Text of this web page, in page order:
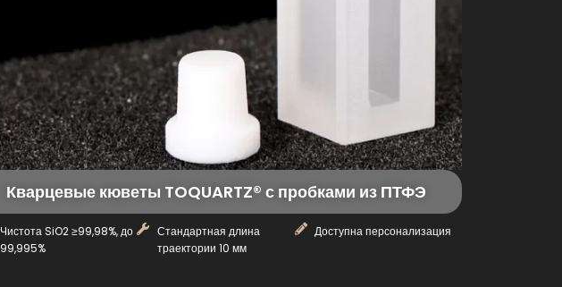
Кварцевые кюветы TOQUARTZ® с пробками из ПТФЭ
Чистота SiO2 ≥99,98%, до
99,995%
Стандартная длина
траектории 10 мм
Доступна персонализация